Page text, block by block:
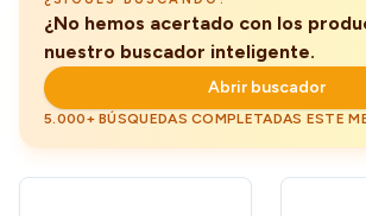
¿No hemos acertado con los
nuestro buscador inteligente.
Abrir buscador
5.000+ BÚSQUEDAS COMPLETADAS ESTE